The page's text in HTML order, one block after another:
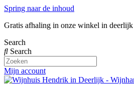
Spring naar de inhoud
Gratis afhaling in onze winkel in deerlijk
Search
Search
Mijn account